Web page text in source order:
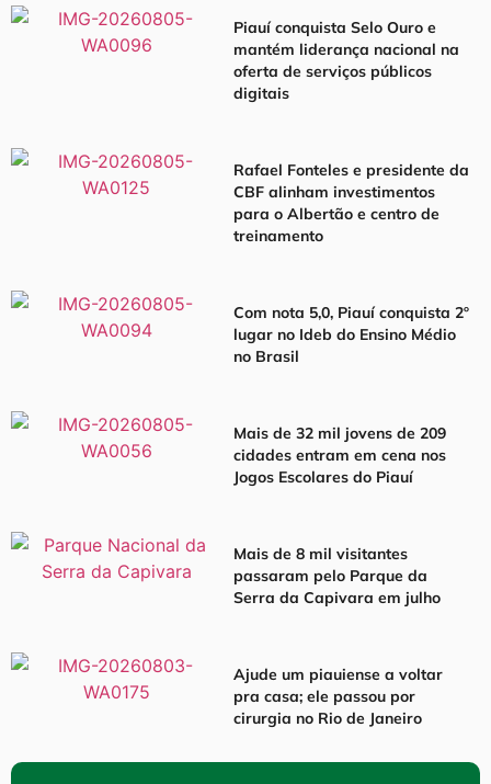
Piauí conquista Selo Ouro e
mantém liderança nacional na
oferta de serviços públicos
digitais
Rafael Fonteles e presidente da
CBF alinham investimentos
para o Albertão e centro de
treinamento
Com nota 5,0, Piauí conquista 2º
lugar no Ideb do Ensino Médio
no Brasil
Mais de 32 mil jovens de 209
cidades entram em cena nos
Jogos Escolares do Piauí
Mais de 8 mil visitantes
passaram pelo Parque da
Serra da Capivara em julho
Ajude um piauiense a voltar
pra casa; ele passou por
cirurgia no Rio de Janeiro